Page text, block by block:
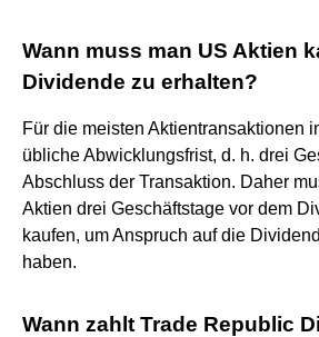
Wann muss man US Aktien
Dividende zu erhalten?
Für die meisten Aktientransaktionen
übliche Abwicklungsfrist, d. h. drei
Abschluss der Transaktion. Daher
Aktien drei Geschäftstage vor dem
kaufen, um Anspruch auf die
haben.
Wann zahlt Trade Republic